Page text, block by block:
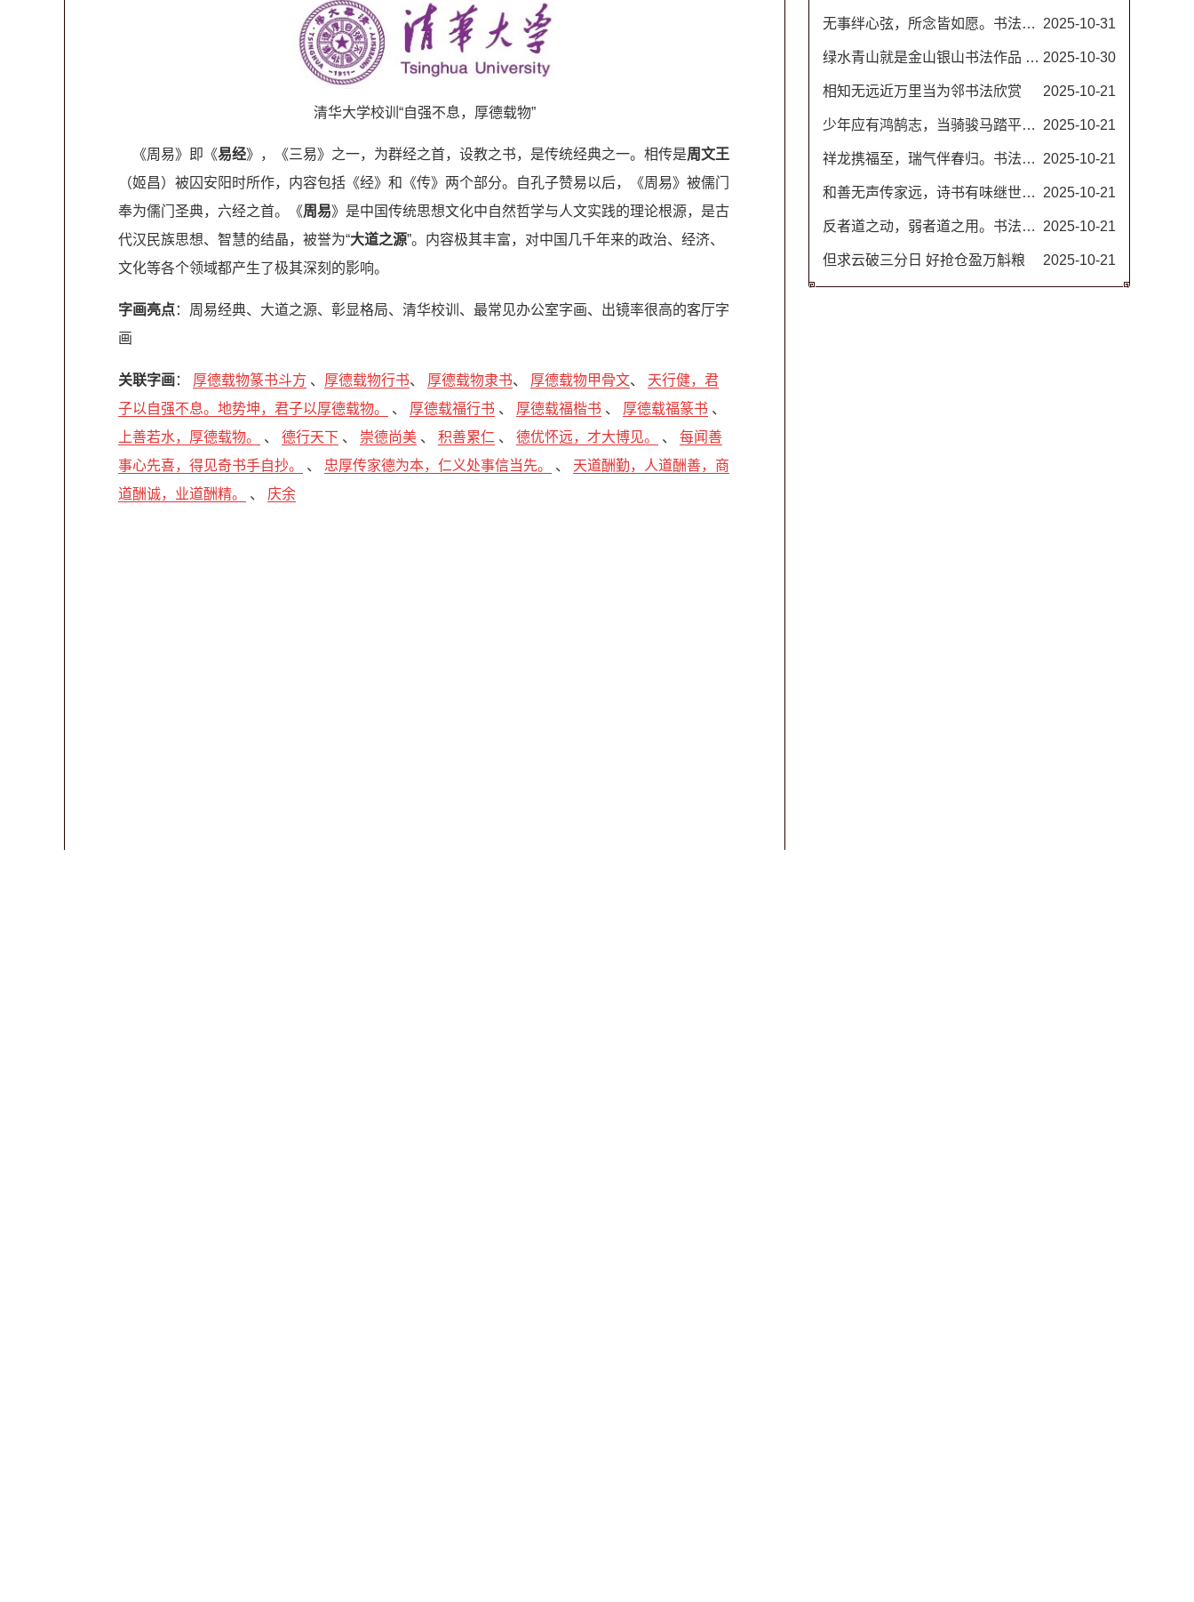
清华大学校训“自强不息，厚德载物”
《周易》即《易经》，《三易》之一，为群经之首，设教之书，是传统经典之一。相传是周文王
（姬昌）被囚安阳时所作，内容包括《经》和《传》两个部分。自孔子赞易以后，《周易》被儒门
奉为儒门圣典，六经之首。《周易》是中国传统思想文化中自然哲学与人文实践的理论根源，是古
代汉民族思想、智慧的结晶，被誉为“大道之源”。内容极其丰富，对中国几千年来的政治、经济、
文化等各个领域都产生了极其深刻的影响。
字画亮点：周易经典、大道之源、彰显格局、清华校训、最常见办公室字画、出镜率很高的客厅字
画
关联字画： 厚德载物篆书斗方 、 厚德载物行书、 厚德载物隶书、 厚德载物甲骨文、 天行健，君
子以自强不息。地势坤，君子以厚德载物。
、 厚德载福行书 、 厚德载福楷书 、 厚德载福篆书 、
上善若水，厚德载物。
、 德行天下 、 崇德尚美 、 积善累仁 、 德优怀远，才大博见。 、 每闻善
事心先喜，得见奇书手自抄。
、 忠厚传家德为本，仁义处事信当先。 、 天道酬勤，人道酬善，商
道酬诚，业道酬精。
、 庆余
2025-10-31
无事绊心弦，所念皆如愿。书法图片
2025-10-30
绿水青山就是金山银山书法作品 名家毛笔行书图片
2025-10-21
相知无远近万里当为邻书法欣赏
2025-10-21
少年应有鸿鹄志，当骑骏马踏平川。励志书法对联
2025-10-21
祥龙携福至，瑞气伴春归。书法春联
2025-10-21
和善无声传家远，诗书有味继世长。隶书书法欣赏 治家格言楹联
2025-10-21
反者道之动，弱者道之用。书法作品 道德经名句
2025-10-21
但求云破三分日 好抢仓盈万斛粮